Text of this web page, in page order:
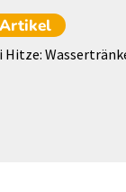
Artikel